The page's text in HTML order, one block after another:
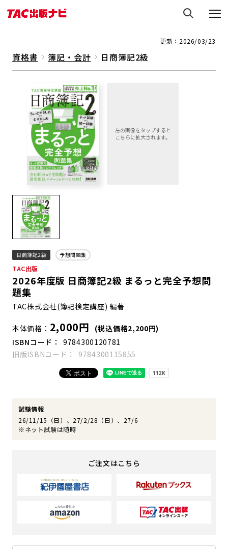
更新：2026/03/23
資格書 簿記・会計 日商簿記2級
日商簿記2級 予想問題集
TAC出版
2026年度版 日商簿記2級 まるっと完全予想問
題集
TAC株式会社(簿記検定講座) 編著
本体価格 2,000円
(税込価格2,200円)
ISBNコード
9784300120781
旧版ISBNコード
9784300115855
試験情報
26/11/15（日）、27/2/28（日）、27/6
※ネット試験は随時
ご注文はこちら